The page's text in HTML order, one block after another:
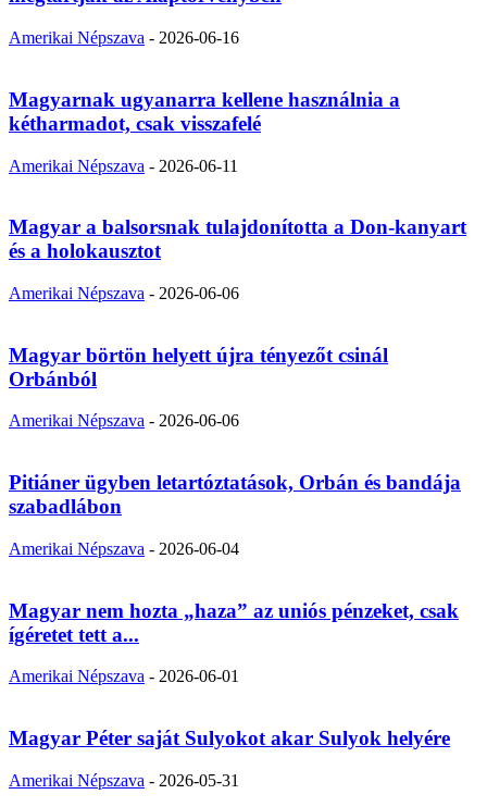
Amerikai Népszava - 2026-06-16
Magyarnak ugyanarra kellene használnia a
kétharmadot, csak visszafelé
Amerikai Népszava - 2026-06-11
Magyar a balsorsnak tulajdonította a Don-kanyart
és a holokausztot
Amerikai Népszava - 2026-06-06
Magyar börtön helyett újra tényezőt csinál
Orbánból
Amerikai Népszava - 2026-06-06
Pitiáner ügyben letartóztatások, Orbán és bandája
szabadlábon
Amerikai Népszava - 2026-06-04
Magyar nem hozta „haza” az uniós pénzeket, csak
ígéretet tett a...
Amerikai Népszava - 2026-06-01
Magyar Péter saját Sulyokot akar Sulyok helyére
Amerikai Népszava - 2026-05-31